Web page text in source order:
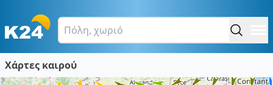
Χάρτες καιρού